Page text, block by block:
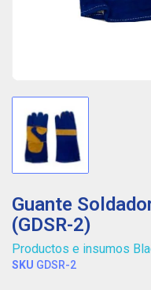
Guante
(GDSR-2)
Productos e insumos
SKU GDSR-2